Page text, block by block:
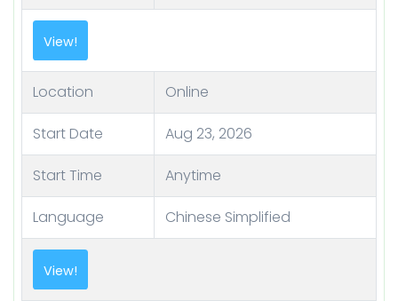
View!
Location Online
Start Date Aug 23, 2026
Start Time Anytime
Language Chinese Simplified
View!